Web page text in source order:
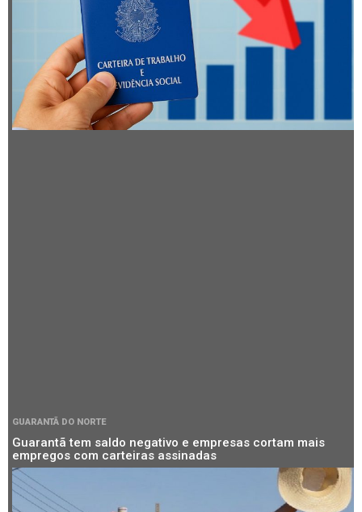
GUARANTÃ DO NORTE
Guarantã tem saldo negativo e empresas cortam mais
empregos com carteiras assinadas